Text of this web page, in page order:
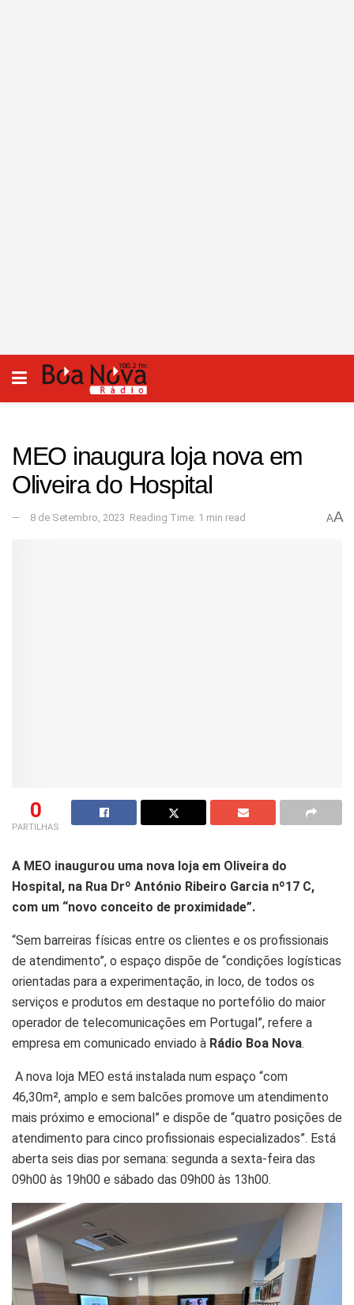
MEO inaugura loja nova em
Oliveira do Hospital
8 de Setembro, 2023 Reading Time: 1 min read AA
0
PARTILHAS
A MEO inaugurou uma nova loja em Oliveira do
Hospital, na Rua Drº António Ribeiro Garcia nº17 C,
com um “novo conceito de proximidade”.
“Sem barreiras físicas entre os clientes e os profissionais
de atendimento”, o espaço dispõe de “condições logísticas
orientadas para a experimentação, in loco, de todos os
serviços e produtos em destaque no portefólio do maior
operador de telecomunicações em Portugal”, refere a
empresa em comunicado enviado à Rádio Boa Nova.
A nova loja MEO está instalada num espaço “com
46,30m², amplo e sem balcões promove um atendimento
mais próximo e emocional” e dispõe de “quatro posições de
atendimento para cinco profissionais especializados”. Está
aberta seis dias por semana: segunda a sexta-feira das
09h00 às 19h00 e sábado das 09h00 às 13h00.